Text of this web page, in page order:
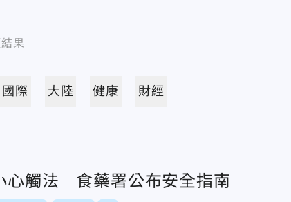
果
國際 大陸 健康 財經
心觸法 食藥署公布安全指南